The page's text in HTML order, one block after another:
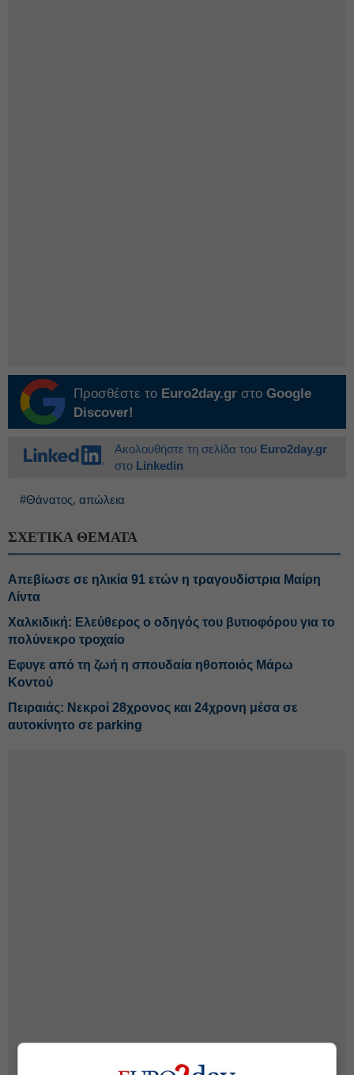
Προσθέστε το Euro2day.gr στο Google
Discover!
Ακολουθήστε τη σελίδα του Euro2day.gr
στο Linkedin
#Θάνατος, απώλεια
ΣΧΕΤΙΚΑ ΘΕΜΑΤΑ
Απεβίωσε σε ηλικία 91 ετών η τραγουδίστρια Μαίρη
Λίντα
Χαλκιδική: Ελεύθερος ο οδηγός του βυτιοφόρου για το
πολύνεκρο τροχαίο
Εφυγε από τη ζωή η σπουδαία ηθοποιός Μάρω
Κοντού
Πειραιάς: Νεκροί 28χρονος και 24χρονη μέσα σε
αυτοκίνητο σε parking